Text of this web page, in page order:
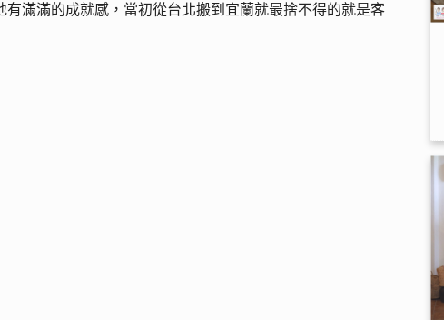
滿滿的成就感，當初從台北搬到宜蘭就最捨不得的就是客